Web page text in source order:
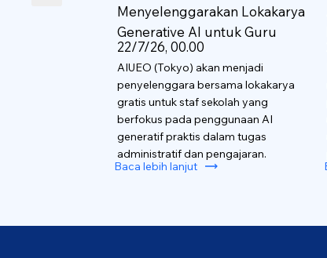
Menyelenggarakan Lokakarya
Generative AI untuk Guru
22/7/26, 00.00
AIUEO (Tokyo) akan menjadi
penyelenggara bersama lokakarya
gratis untuk staf sekolah yang
berfokus pada penggunaan AI
generatif praktis dalam tugas
administratif dan pengajaran.
Baca lebih lanjut